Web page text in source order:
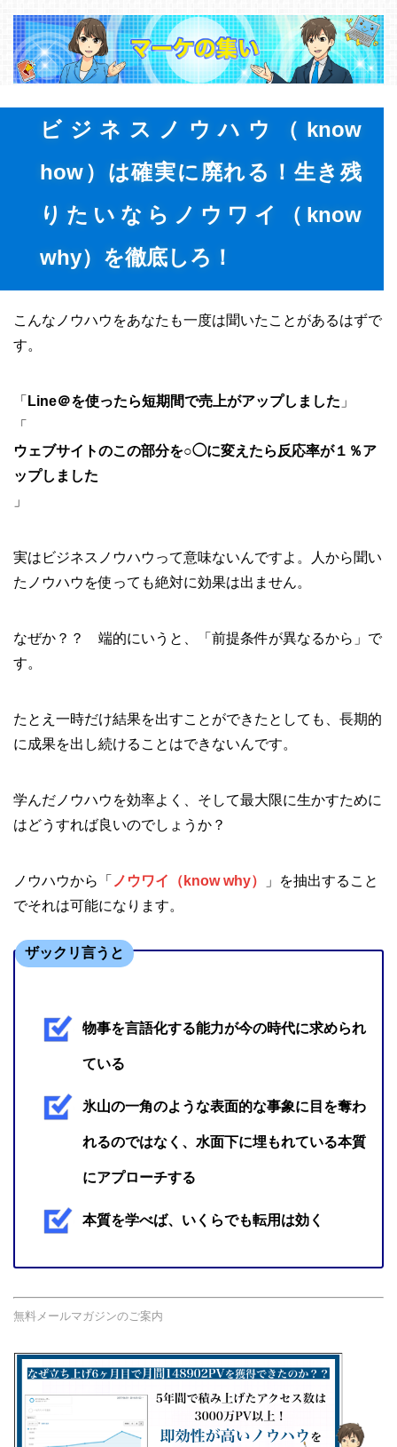
ビジネスノウハウ（know
how）は確実に廃れる！生き残
りたいならノウワイ（know
why）を徹底しろ！
こんなノウハウをあなたも一度は聞いたことがあるはずで
す。
「 Line＠を使ったら短期間で売上がアップしました 」
「
ウェブサイトのこの部分を○◯に変えたら反応率が１％ア
ップしました
」
実はビジネスノウハウって意味ないんですよ。人から聞い
たノウハウを使っても絶対に効果は出ません。
なぜか？？ 端的にいうと、「前提条件が異なるから」で
す。
たとえ一時だけ結果を出すことができたとしても、長期的
に成果を出し続けることはできないんです。
学んだノウハウを効率よく、そして最大限に生かすために
はどうすれば良いのでしょうか？
ノウハウから「 ノウワイ（know why）
」を抽出すること
でそれは可能になります。
ザックリ言うと
物事を言語化する能力が今の時代に求められ
ている
氷山の一角のような表面的な事象に目を奪わ
れるのではなく、水面下に埋もれている本質
にアプローチする
本質を学べば、いくらでも転用は効く
無料メールマガジンのご案内